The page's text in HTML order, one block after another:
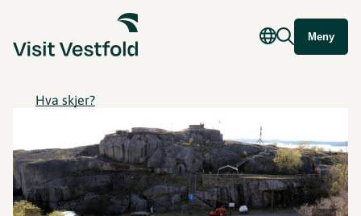
Meny
Hva skjer?